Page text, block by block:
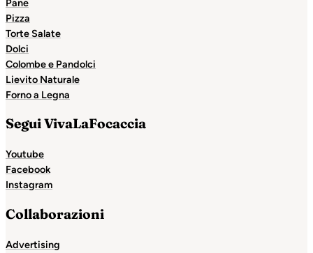
Pane
Pizza
Torte Salate
Dolci
Colombe e Pandolci
Lievito Naturale
Forno a Legna
Segui VivaLaFocaccia
Youtube
Facebook
Instagram
Collaborazioni
Advertising